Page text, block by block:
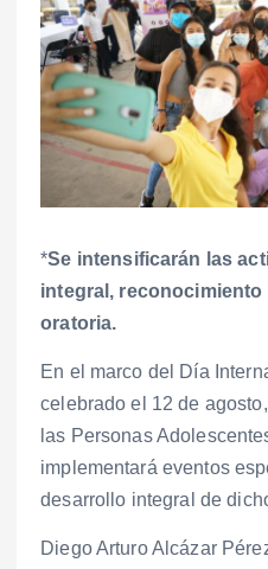
*Se intensificarán las
integral,
oratoria.
En el marco del Día
celebrado el 12 de
las Personas
implementará eventos
desarrollo integral de
Diego Arturo Alcázar